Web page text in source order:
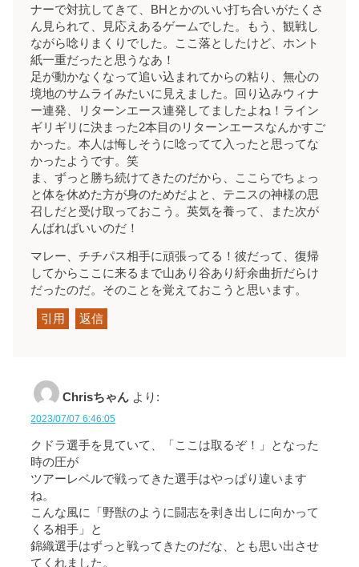
ナーで対抗してきて、BHとかのいい打ち合いがたくさ
ん見られて、見応えあるゲームでした。もう、観戦し
ながら唸りまくりでした。ここ落としたけど、ホント
紙一重だったと思うなあ！
足が動かなくなって追い込まれてからの粘り、無心の
境地のサムライみたいに見えました。回り込みウィナ
ー連発、リターンエース連発してましたよね！ライン
ギリギリに決まった2本目のリターンエースなんかすご
かった。本人は悔しそうに唸ってて入ったと思ってな
かったようです。笑
ま、ずっと勝ち続けてきたのだから、ここらでちょっ
と体を休めた方が身のためだよと、テニスの神様の思
召しだと受け取っておこう。英気を養って、また次が
んばればいいのだ！
マレー、チチパス相手に頑張ってる！彼だって、復帰
してからここに来るまで山あり谷あり紆余曲折だらけ
だったのだ。そのことを覚えておこうと思います。
引用 返信
Chrisちゃん より:
2023/07/07 6:46:05
クドラ選手を見ていて、「ここは取るぞ！」となった
時の圧が
ツアーレベルで戦ってきた選手はやっぱり違います
ね。
こんな風に「野獣のように闘志を剥き出しに向かって
くる相手」と
錦織選手はずっと戦ってきたのだな、とも思い出させ
てくれました。